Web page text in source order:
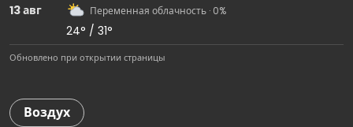
13 авг Переменная облачность · 0%
24° / 31°
Обновлено при открытии страницы
Воздух